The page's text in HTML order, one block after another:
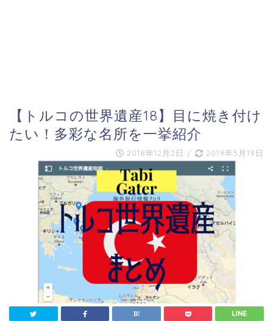
【トルコの世界遺産18】目に焼き付け
たい！多彩な名所を一挙紹介
2018年12月2日 / 2019年5月19日